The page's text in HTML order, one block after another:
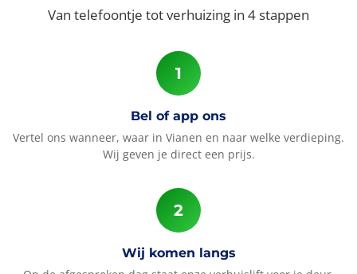
Van telefoontje tot verhuizing in 4 stappen
Bel of app ons
Vertel ons wanneer, waar in Vianen en naar welke verdieping.
Wij geven je direct een prijs.
Wij komen langs